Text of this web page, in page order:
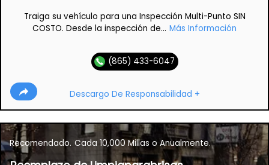
Traiga su vehículo para una Inspección Multi-Punto SIN
COSTO. Desde la inspección de... Más Información
(865) 433-6047
Descargo De Responsabilidad +
Recomendado. Cada 10,000 Millas o Anualmente.